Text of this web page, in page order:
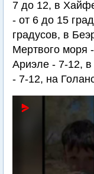
7 до 12, в
- от 6 до 15
градусов, в
Мертвого моря
Ариэле - 7-12, в
- 7-12, на